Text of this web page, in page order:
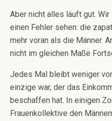
Aber nicht alles läuft gut.
einen Fehler sehen: die
mehr voran als die Männer.
nicht im gleichen Maße
Jedes Mal bleibt weniger
einzige war, der das
beschaffen hat. In einigen
Frauenkollektive den